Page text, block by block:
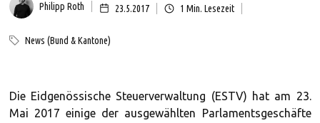
Philipp Roth 23.5.2017 1 Min. Lesezeit
News (Bund & Kantone)
Die Eidgenössische Steuerverwaltung (ESTV) hat am 23.
Mai 2017 einige der ausgewählten Parlamentsgeschäfte